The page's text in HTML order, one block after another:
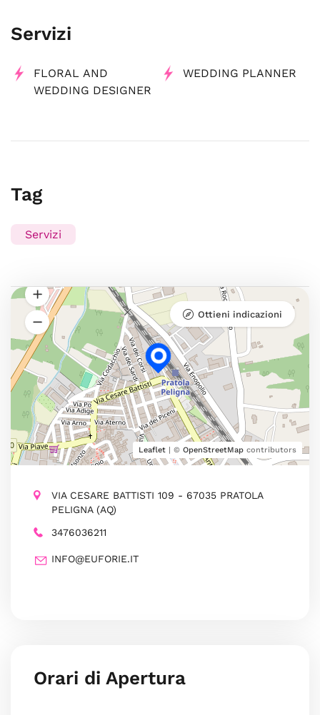
Servizi
FLORAL AND
WEDDING DESIGNER
WEDDING PLANNER
Tag
Servizi
Leaflet | © OpenStreetMap contributors
Ottieni indicazioni
VIA CESARE BATTISTI 109 - 67035 PRATOLA
PELIGNA (AQ)
3476036211
INFO@EUFORIE.IT
Orari di Apertura